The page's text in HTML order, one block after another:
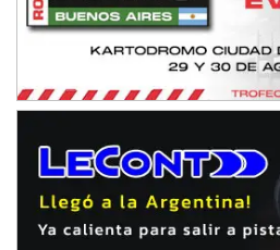
Humboldt (Santa Fe)
NORESTE SANTAFESINO - F6
Ciudad de Avellaneda (Asfalto)
Avellaneda (Santa Fe)
José Samuel Sánchez (Tierra)
Rufino (Santa Fe)
TUCUMANO - F5
Juan Navarro (Asfalto)